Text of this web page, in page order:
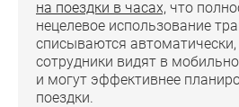
на поездки в часах, что
нецелевое использование
списываются автоматически,
сотрудники видят в
и могут эффективнее
поездки.